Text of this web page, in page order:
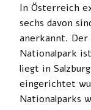
In Österreich
sechs davon
anerkannt.
Nationalpark
liegt in
eingerichtet
Nationalparks